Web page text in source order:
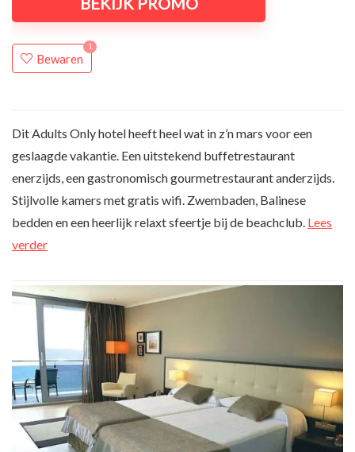
Bewaren
1
Dit Adults Only hotel heeft heel wat in z’n mars voor een
geslaagde vakantie. Een uitstekend buffetrestaurant
enerzijds, een gastronomisch gourmetrestaurant anderzijds.
Stijlvolle kamers met gratis wifi. Zwembaden, Balinese
bedden en een heerlijk relaxt sfeertje bij de beachclub. Lees
verder